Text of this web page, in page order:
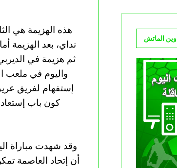
هذه الهزيمة هي
إستفهام لفريق
كون باب
وقد شهدت مباراة
أن إتحاد العاصمة
وين الماتش